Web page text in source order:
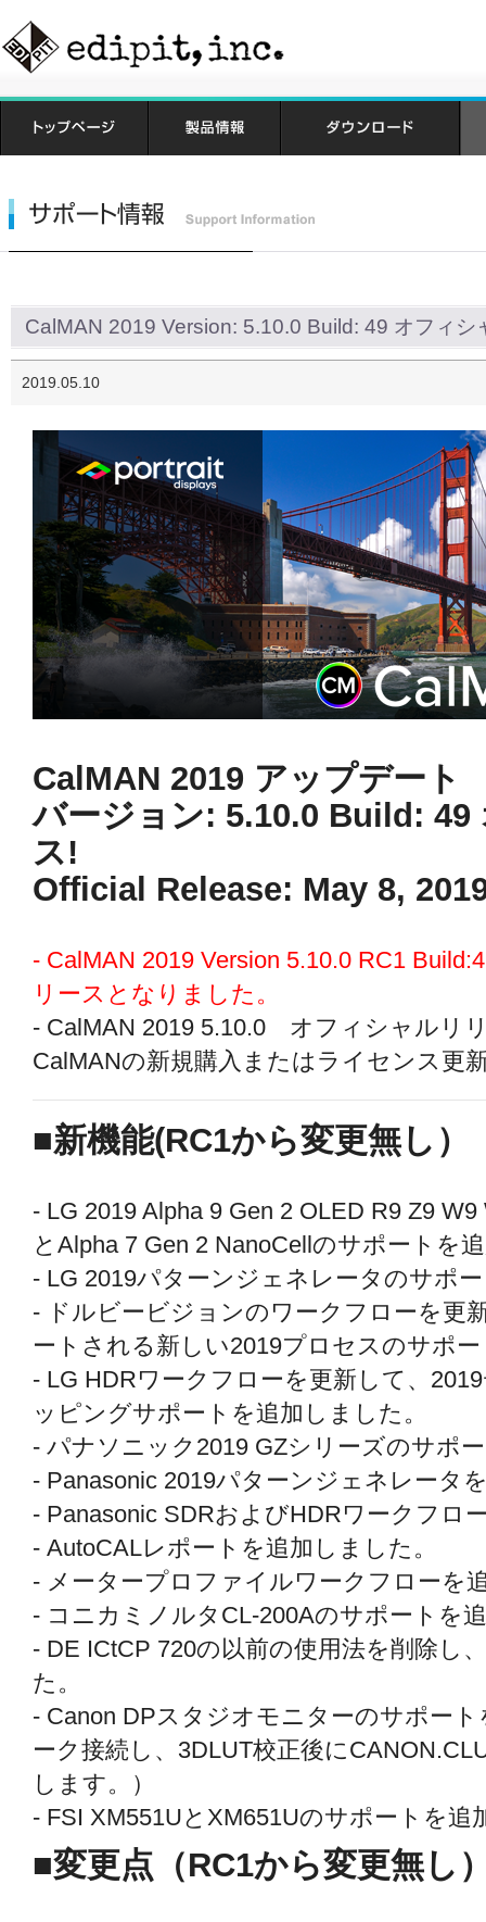
CalMAN 2019 Version: 5.10.0 Build: 49 オフィシ
2019.05.10
CalMAN 2019 アップデート
バージョン: 5.10.0 Build: 49
ス!
Official Release: May 8,
- CalMAN 2019 Version 5.10.0 RC1
リースとなりました。
- CalMAN 2019 5.10.0 オフィシャルリ
CalMANの新規購入またはライセンス更
■新機能(RC1から変更無し）
- LG 2019 Alpha 9 Gen 2 OLED R9 Z9
とAlpha 7 Gen 2 NanoCellのサポートを
- LG 2019パターンジェネレータのサポ
- ドルビービジョンのワークフローを更
ートされる新しい2019プロセスのサポ
- LG HDRワークフローを更新して、
ッピングサポートを追加しました。
- パナソニック2019 GZシリーズのサポ
- Panasonic 2019パターンジェネレータ
- Panasonic SDRおよびHDRワークフロ
- AutoCALレポートを追加しました。
- メータープロファイルワークフローを
- コニカミノルタCL-200Aのサポートを
- DE ICtCP 720の以前の使用法を削除し
た。
- Canon DPスタジオモニターのサポー
ーク接続し、3DLUT校正後に
します。）
- FSI XM551UとXM651Uのサポートを追
■変更点（RC1から変更無し